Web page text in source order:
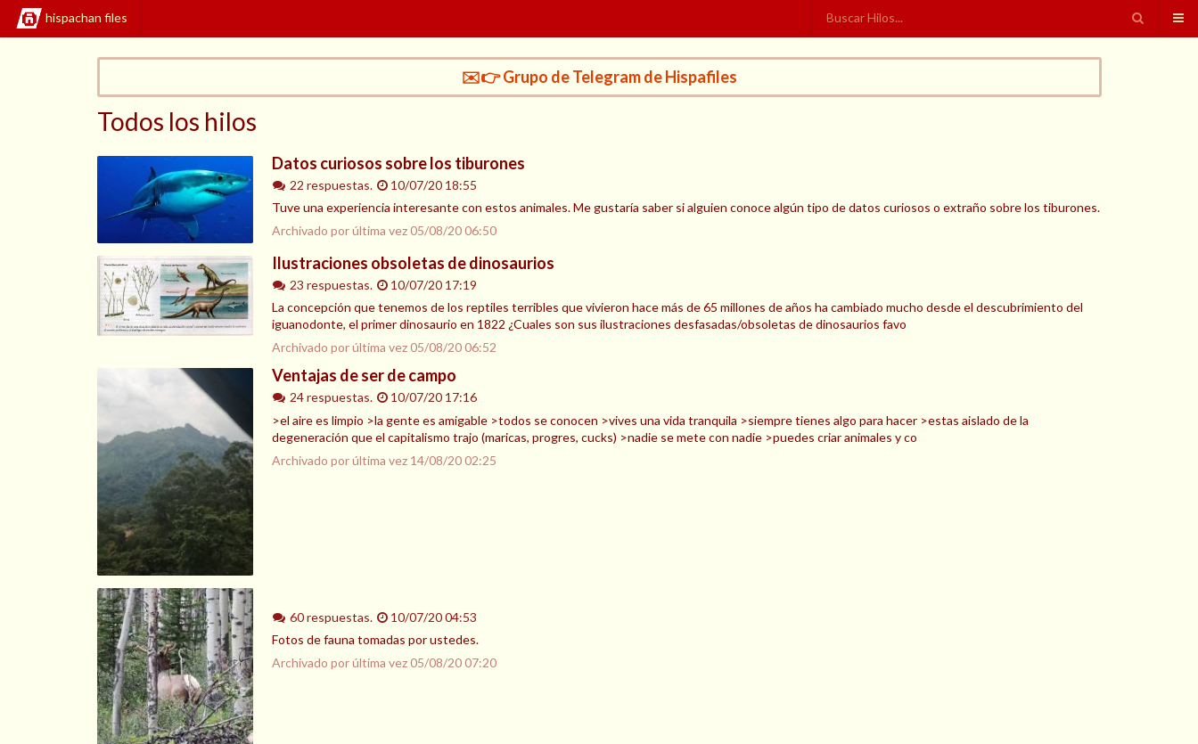
hispachan files
✉️👉 Grupo de Telegram de Hispafiles
Todos los hilos
Datos curiosos sobre los tiburones
22 respuestas.
10/07/20 18:55
Tuve una experiencia interesante con estos animales. Me gustaría saber si alguien conoce algún tipo de datos curiosos o extraño sobre los tiburones.
Archivado por última vez05/08/20 06:50
Ilustraciones obsoletas de dinosaurios
23 respuestas.
10/07/20 17:19
La concepción que tenemos de los reptiles terribles que vivieron hace más de 65 millones de años ha cambiado mucho desde el descubrimiento del
iguanodonte, el primer dinosaurio en 1822 ¿Cuales son sus ilustraciones desfasadas/obsoletas de dinosaurios favo
Archivado por última vez05/08/20 06:52
Ventajas de ser de campo
24 respuestas.
10/07/20 17:16
>el aire es limpio >la gente es amigable >todos se conocen >vives una vida tranquila >siempre tienes algo para hacer >estas aislado de la
degeneración que el capitalismo trajo (maricas, progres, cucks) >nadie se mete con nadie >puedes criar animales y co
Archivado por última vez 14/08/20 02:25
60 respuestas.
10/07/20 04:53
Fotos de fauna tomadas por ustedes.
Archivado por última vez05/08/20 07:20